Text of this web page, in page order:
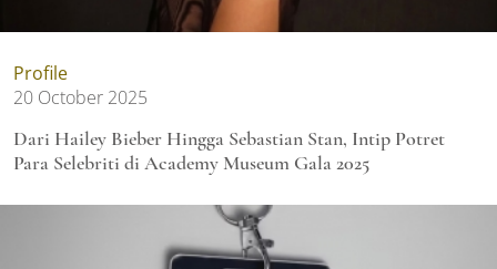
Profile
20 October 2025
Dari Hailey Bieber Hingga Sebastian Stan, Intip Potret
Para Selebriti di Academy Museum Gala 2025